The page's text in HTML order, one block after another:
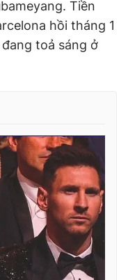
Tiền
hồi tháng 1
toả sáng ở